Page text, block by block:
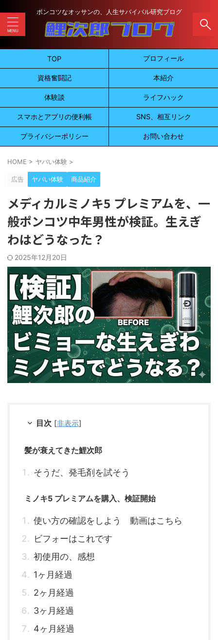
ポンコツなオッサンの、人生サバイバル研究ブログ
TOP プロフィール
資格奮闘記 本紹介
体験談 ライフハック
スマホとアプリの便利帳 SNS、相互リンク
プライバシーポリシー お問い合わせ
HOME > ヤバい体験 >
広告 ヤバい体験 商品紹介
メディカルミノキ5 プレミアムを、一
般ポンコツ中年男性が検証。生えぎ
わはどうなった？
2025年12月20日
目次 [非表示]
髪が衰えてきた鯉次郎
そうだ、発毛剤を試そう
ミノキ5 プレミアムを購入、検証開始
使い方の確認をしよう 動画はこちら
ビフォーはこれです
初使用の、感想
1ヶ月経過
2ヶ月経過
3ヶ月経過
4ヶ月経過